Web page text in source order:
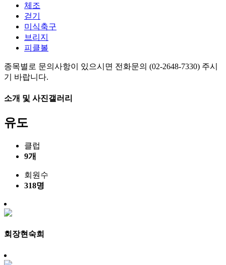
체조
걷기
미식축구
브리지
피클볼
종목별로 문의사항이 있으시면 전화문의 (02-2648-7330) 주시
기 바랍니다.
소개 및 사진갤러리
유도
클럽
9개
회원수
318명
회장현숙희